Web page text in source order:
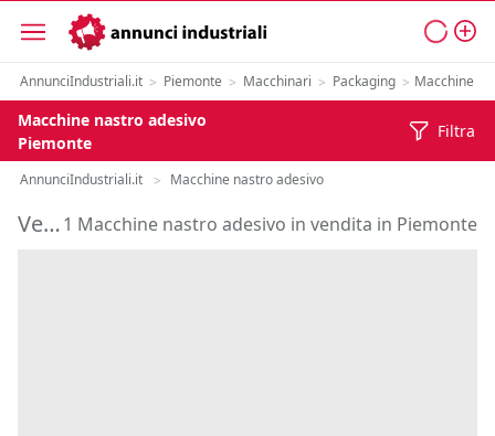
AnnunciIndustriali.it > Piemonte > Macchinari > Packaging > Macchine
Macchine nastro adesivo
Piemonte
Filtra
AnnunciIndustriali.it > Macchine nastro adesivo
Vendita Macchine nastro adesivo in Piemonte1 Macchine nastro adesivo in vendita in Piemonte